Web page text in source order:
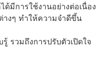
มีการใช้งานอย่างต่อเนื่อง
างๆ ทำให้ความจำดีขึ้น
รวมถึงการปรับตัวเปิดใจ